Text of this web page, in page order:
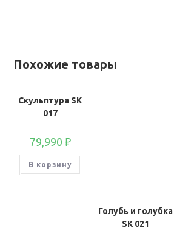
Похожие товары
Скульптура SK
017
79,990 ₽
В корзину
Голубь и голубка
SK 021